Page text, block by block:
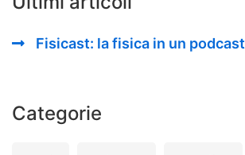
Fisicast: la fisica in un podcast
Categorie